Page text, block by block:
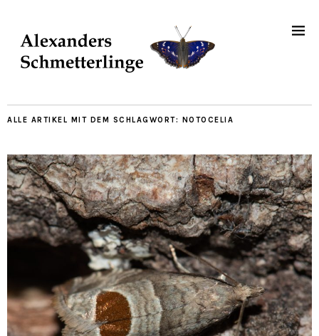
ALLE ARTIKEL MIT DEM SCHLAGWORT: NOTOCELIA